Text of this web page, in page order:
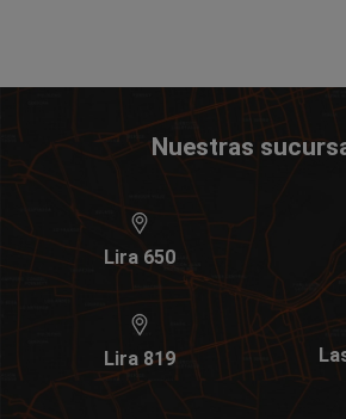
Nuestras
Lira 650
Lira 819